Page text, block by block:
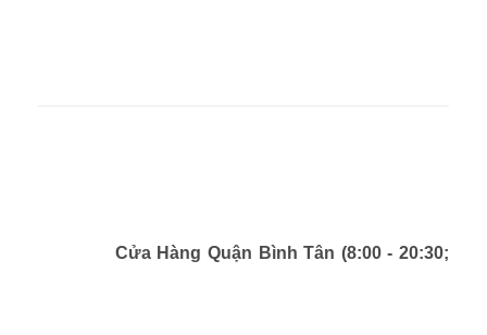
Cửa Hàng Quận Bình Tân (8:00 - 20:30;